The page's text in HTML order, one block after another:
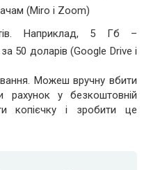
(Miro і Zoom)
Наприклад, 5 Гб –
50 доларів (Google Drive і
Можеш вручну вбити
рахунок у безкоштовній
копієчку і зробити це